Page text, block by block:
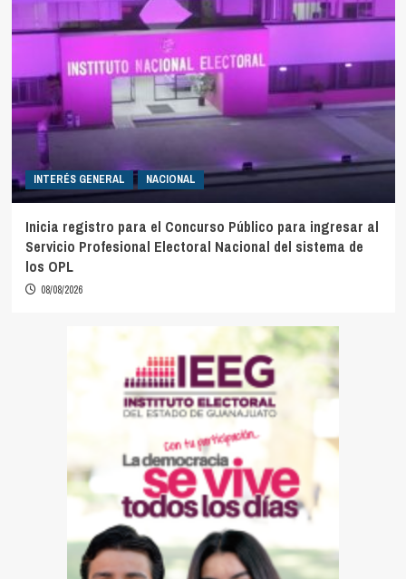
INTERÉS GENERAL NACIONAL
Inicia registro para el Concurso Público para ingresar al
Servicio Profesional Electoral Nacional del sistema de
los OPL
08/08/2026